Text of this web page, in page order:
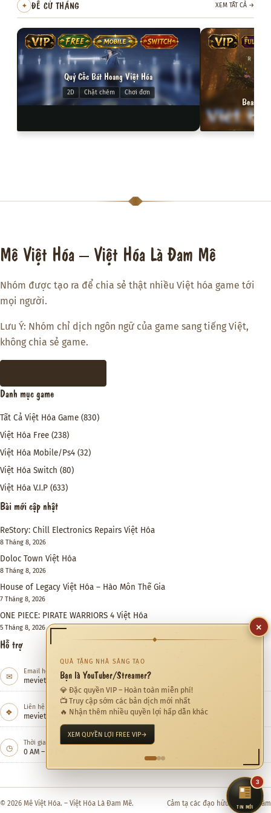
✦ ĐỀ CỬ THÁNG XEM TẤT CẢ →
VIP FREE MOBILE SWITCH
Quỷ Cốc Bát Hoang Việt Hóa
2D Chặt chém Chơi đơn
VIP FULL
Beast of
Mê Việt Hóa – Việt Hóa Là Đam Mê
Nhóm được tạo ra để chia sẻ thật nhiều Việt hóa game tới
mọi người.
Lưu Ý: Nhóm chỉ dịch ngôn ngữ của game sang tiếng Việt,
không chia sẻ game.
Danh mục game
Tất Cả Việt Hóa Game (830)
Việt Hóa Free (238)
Việt Hóa Mobile/Ps4 (32)
Việt Hóa Switch (80)
Việt Hóa V.I.P (633)
Bài mới cập nhật
ReStory: Chill Electronics Repairs Việt Hóa
8 Tháng 8, 2026
Doloc Town Việt Hóa
8 Tháng 8, 2026
House of Legacy Việt Hóa – Hào Môn Thế Gia
7 Tháng 8, 2026
ONE PIECE: PIRATE WARRIORS 4 Việt Hóa
5 Tháng 8, 2026
Hỗ trợ
✉ Email hỗ trợ
meviethoa@gmail.com
❖ Liên hệ hợp tác
meviethoa@gmail.com
◷ Thời gian hỗ trợ
0 AM – 12 PM
© 2026 Mê Việt Hóa. – Việt Hóa Là Đam Mê. Cảm tạ các đạo hữu đã quan tâm
×
◆
QUÀ TẶNG NHÀ SÁNG TẠO
Bạn là YouTuber/Streamer?
💎 Đặc quyền VIP – Hoàn toàn miễn phí!
📺 Truy cập sớm các bản dịch mới nhất
🔥 Nhận thêm nhiều quyền lợi hấp dẫn khác
XEM QUYỀN LỢI FREE VIP→
TIN MỚI
3